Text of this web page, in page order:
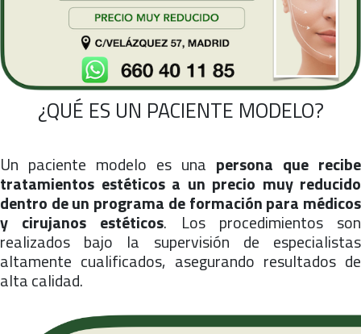
¿QUÉ ES UN PACIENTE MODELO?
Un paciente modelo es una persona que recibe
tratamientos estéticos a un precio muy reducido
dentro de un programa de formación para médicos
y cirujanos estéticos. Los procedimientos son
realizados bajo la supervisión de especialistas
altamente cualificados, asegurando resultados de
alta calidad.